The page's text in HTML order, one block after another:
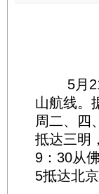
5月21
山航线。
周二、四
抵达三明
9：30从
5抵达北京